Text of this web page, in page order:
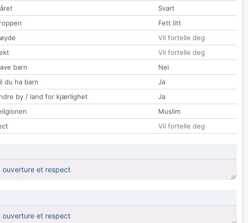
Svart
Fett litt
Vil fortelle deg
Vil fortelle deg
barn
Nei
du ha barn
Ja
by / land for kjærlighet
Ja
Muslim
Vil fortelle deg
ouverture et respect
ouverture et respect